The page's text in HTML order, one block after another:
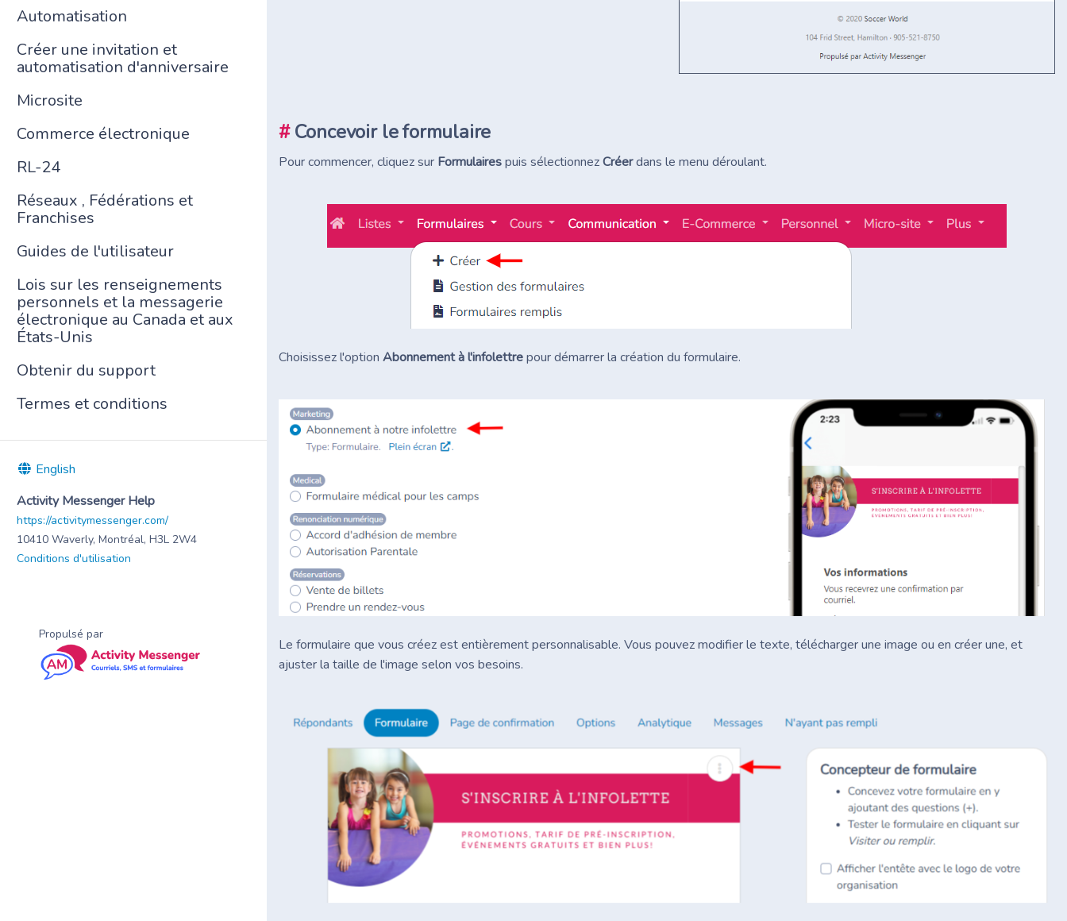
Automatisation
Créer une invitation et
automatisation d'anniversaire
Microsite
Commerce électronique
RL-24
Réseaux , Fédérations et
Franchises
Guides de l'utilisateur
Lois sur les renseignements
personnels et la messagerie
électronique au Canada et aux
États-Unis
Obtenir du support
Termes et conditions
English
Activity Messenger Help
https://activitymessenger.com/
10410 Waverly, Montréal, H3L 2W4
Conditions d'utilisation
Propulsé par
#Concevoir le formulaire
Pour commencer, cliquez sur Formulairespuis sélectionnezCréerdans le menu déroulant.
Choisissez l'option Abonnement à l'infolettrepour démarrer la création du formulaire.
Le formulaire que vous créez est entièrement personnalisable. Vous pouvez modifier le texte, télécharger une image ou en créer une, et
ajuster la taille de l'image selon vos besoins.